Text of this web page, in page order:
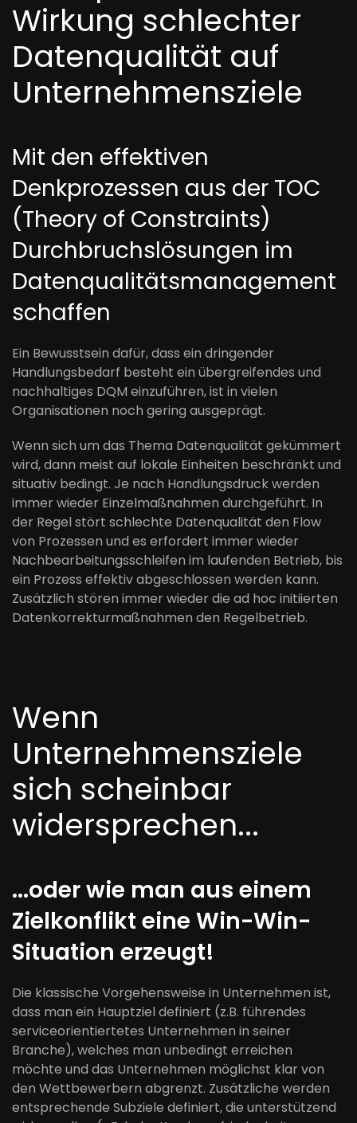
Wirkung schlechter
Datenqualität auf
Unternehmensziele
Mit den effektiven
Denkprozessen aus der TOC
(Theory of Constraints)
Durchbruchslösungen im
Datenqualitätsmanagement
schaffen
Ein Bewusstsein dafür, dass ein dringender
Handlungsbedarf besteht ein übergreifendes und
nachhaltiges DQM einzuführen, ist in vielen
Organisationen noch gering ausgeprägt.
Wenn sich um das Thema Datenqualität gekümmert
wird, dann meist auf lokale Einheiten beschränkt und
situativ bedingt. Je nach Handlungsdruck werden
immer wieder Einzelmaßnahmen durchgeführt. In
der Regel stört schlechte Datenqualität den Flow
von Prozessen und es erfordert immer wieder
Nachbearbeitungsschleifen im laufenden Betrieb, bis
ein Prozess effektiv abgeschlossen werden kann.
Zusätzlich stören immer wieder die ad hoc initiierten
Datenkorrekturmaßnahmen den Regelbetrieb.
Wenn
Unternehmensziele
sich scheinbar
widersprechen...
...oder wie man aus einem
Zielkonflikt eine Win-Win-
Situation erzeugt!
Die klassische Vorgehensweise in Unternehmen ist,
dass man ein Hauptziel definiert (z.B. führendes
serviceorientiertetes Unternehmen in seiner
Branche), welches man unbedingt erreichen
möchte und das Unternehmen möglichst klar von
den Wettbewerbern abgrenzt. Zusätzliche werden
entsprechende Subziele definiert, die unterstützend